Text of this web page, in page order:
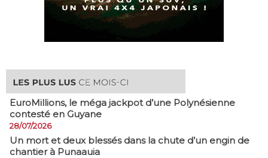
EuroMillions, ​le méga jackpot d’une Polynésienne
contesté en Guyane
28/07/2026
​Un mort et deux blessés dans la chute d’un engin de
chantier à Punaauia